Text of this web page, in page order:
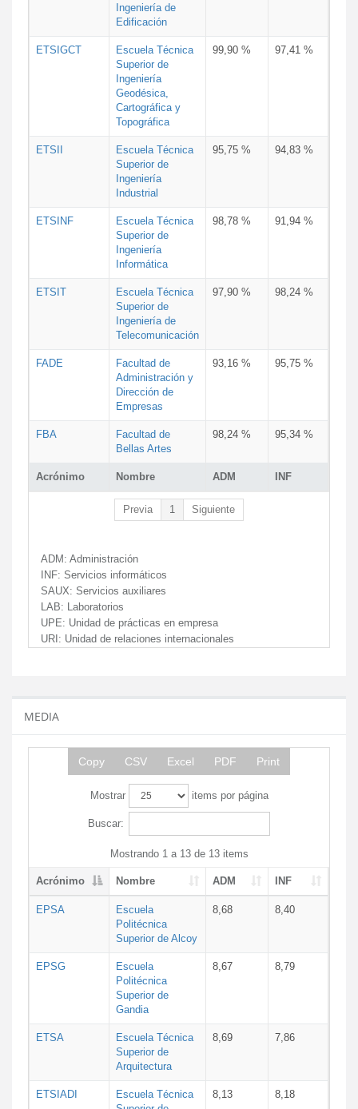
Acrónimo Nombre ADM INF
Ingeniería de
Edificación
ETSIGCT
Escuela Técnica
Superior de
Ingeniería
Geodésica,
Cartográfica y
Topográfica
99,90 % 97,41 %
ETSII
Escuela Técnica
Superior de
Ingeniería
Industrial
95,75 % 94,83 %
ETSINF
Escuela Técnica
Superior de
Ingeniería
Informática
98,78 % 91,94 %
ETSIT
Escuela Técnica
Superior de
Ingeniería de
Telecomunicación
97,90 % 98,24 %
FADE
Facultad de
Administración y
Dirección de
Empresas
93,16 % 95,75 %
FBA
Facultad de
Bellas Artes
98,24 % 95,34 %
Previa 1 Siguiente
ADM: Administración
INF: Servicios informáticos
SAUX: Servicios auxiliares
LAB: Laboratorios
UPE: Unidad de prácticas en empresa
URI: Unidad de relaciones internacionales
MEDIA
Copy CSV Excel PDF Print
Mostrar items por página
Buscar:
Mostrando 1 a 13 de 13 items
Acrónimo Nombre ADM INF
EPSA
Escuela
Politécnica
Superior de Alcoy
8,68 8,40
EPSG
Escuela
Politécnica
Superior de
Gandia
8,67 8,79
ETSA
Escuela Técnica
Superior de
Arquitectura
8,69 7,86
ETSIADI
Escuela Técnica
8,13 8,18